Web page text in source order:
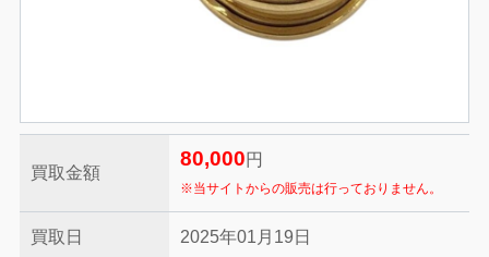
買取金額
80,000 円
※当サイトからの販売は行っておりません。
買取日 2025年01月19日